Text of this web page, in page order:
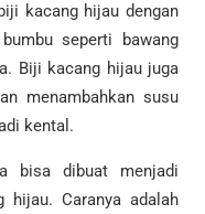
kacang hijau dengan
seperti bawang
Biji kacang hijau juga
menambahkan susu
kental.
bisa dibuat menjadi
hijau. Caranya adalah